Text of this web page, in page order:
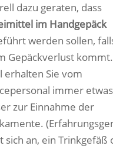
dazu geraten, dass
im Handgepäck
werden sollen,
Gepäckverlust
erhalten Sie vom
immer etwas
zur Einnahme der
sich an, ein Trinkgefäß